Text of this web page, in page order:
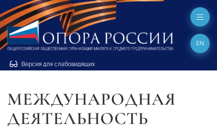
Версия для слабовидящих
EN
МЕЖДУНАРОДНАЯ
ДЕЯТЕЛЬНОСТЬ